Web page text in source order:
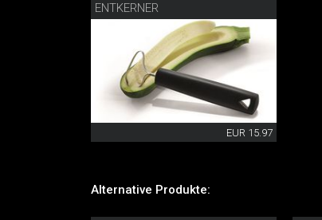
ENTKERNER
EUR 15.97
Alternative Produkte: